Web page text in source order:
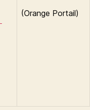
(Orange Portail)